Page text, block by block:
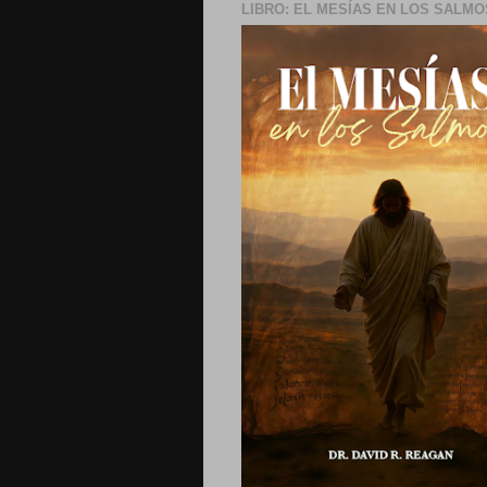
LIBRO: EL MESÍAS EN LOS